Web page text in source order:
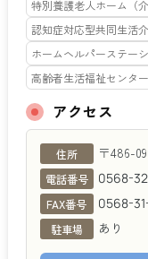
特別養護老人ホーム（
認知症対応型共同生活
ホームヘルパーステー
高齢者生活福祉センタ
アクセス
第2グレイスフル
住所 〒486-
電話番号 0568-
FAX番号 0568-
駐車場 あり